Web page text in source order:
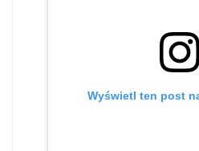
Wyświetl ten post